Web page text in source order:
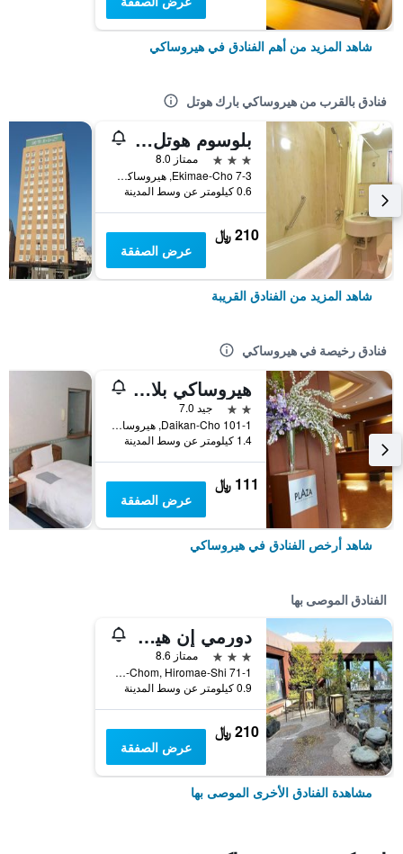
شاهد المزيد من أهم الفنادق في هيروساكي
فنادق بالقرب من هيروساكي بارك هوتل
بلوسوم هوتل هيروساكي
3 نجوم
ممتاز 8.0
7-3 Ekimae-Cho, هيروساكي, اليابان
0.6 كيلومتر عن وسط المدينة
210 ﷼
عرض الصفقة
شاهد المزيد من الفنادق القريبة
فنادق رخيصة في هيروساكي
هيروساكي بلازا هوتل
2 نجمتين
جيد 7.0
101-1 Daikan-Cho, هيروساكي, اليابان
1.4 كيلومتر عن وسط المدينة
111 ﷼
عرض الصفقة
شاهد أرخص الفنادق في هيروساكي
الفنادق الموصى بها
دورمي إن هيروزاكي ناتورال هوت سبرينغ
3 نجوم
ممتاز 8.6
71-1 Hon-Chom, Hiromae-Shi, هيروساكي, اليابان
0.9 كيلومتر عن وسط المدينة
210 ﷼
عرض الصفقة
مشاهدة الفنادق الأخرى الموصى بها